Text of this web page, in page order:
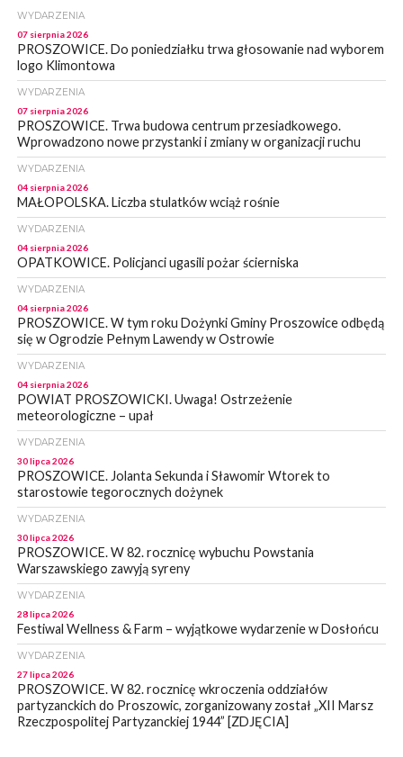
WYDARZENIA
07 sierpnia 2026
PROSZOWICE. Do poniedziałku trwa głosowanie nad wyborem
logo Klimontowa
WYDARZENIA
07 sierpnia 2026
PROSZOWICE. Trwa budowa centrum przesiadkowego.
Wprowadzono nowe przystanki i zmiany w organizacji ruchu
WYDARZENIA
04 sierpnia 2026
MAŁOPOLSKA. Liczba stulatków wciąż rośnie
WYDARZENIA
04 sierpnia 2026
OPATKOWICE. Policjanci ugasili pożar ścierniska
WYDARZENIA
04 sierpnia 2026
PROSZOWICE. W tym roku Dożynki Gminy Proszowice odbędą
się w Ogrodzie Pełnym Lawendy w Ostrowie
WYDARZENIA
04 sierpnia 2026
POWIAT PROSZOWICKI. Uwaga! Ostrzeżenie
meteorologiczne – upał
WYDARZENIA
30 lipca 2026
PROSZOWICE. Jolanta Sekunda i Sławomir Wtorek to
starostowie tegorocznych dożynek
WYDARZENIA
30 lipca 2026
PROSZOWICE. W 82. rocznicę wybuchu Powstania
Warszawskiego zawyją syreny
WYDARZENIA
28 lipca 2026
Festiwal Wellness & Farm – wyjątkowe wydarzenie w Dosłońcu
WYDARZENIA
27 lipca 2026
PROSZOWICE. W 82. rocznicę wkroczenia oddziałów
partyzanckich do Proszowic, zorganizowany został „XII Marsz
Rzeczpospolitej Partyzanckiej 1944” [ZDJĘCIA]